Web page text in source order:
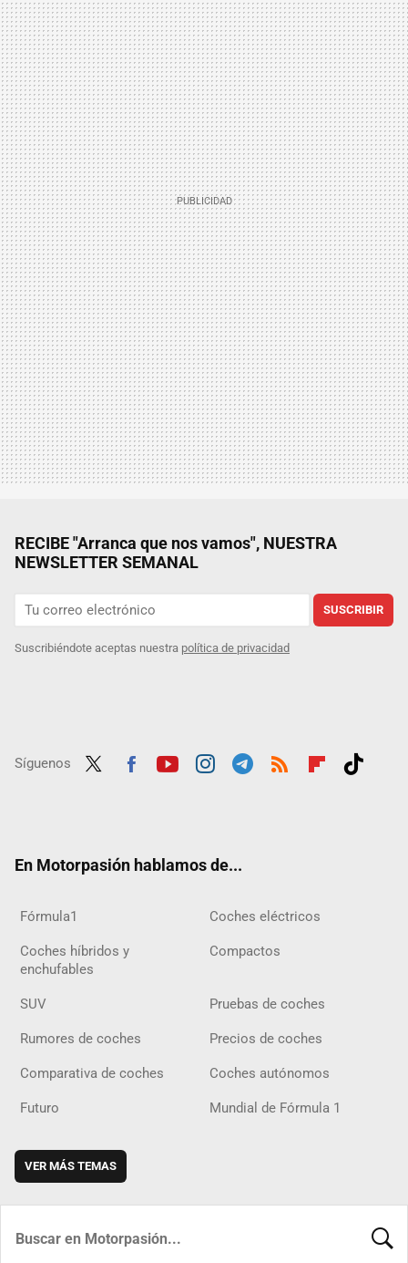
RECIBE "Arranca que nos vamos", NUESTRA
NEWSLETTER SEMANAL
SUSCRIBIR
Suscribiéndote aceptas nuestra política de privacidad
Síguenos
En Motorpasión hablamos de...
Fórmula1 Coches eléctricos
Coches híbridos y
enchufables
Compactos
SUV Pruebas de coches
Rumores de coches Precios de coches
Comparativa de coches Coches autónomos
Futuro Mundial de Fórmula 1
VER MÁS TEMAS